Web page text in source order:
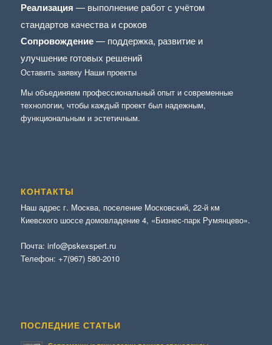
Реализация — выполнение работ с учётом
стандартов качества и сроков
Сопровождение— поддержка, развитие и
улучшение готовых решений
Оставить заявку Наши проекты
Мы объединяем профессиональный опыт и современные
технологии, чтобы каждый проект был надежным,
функциональным и эстетичным.
КОНТАКТЫ
Наш адрес г. Москва, поселение Московский, 22-й км
Киевского шоссе домовладение 4, «Бизнес-парк Румянцево».
Почта: info@pskexspert.ru
Телефон: +7(967) 580-2010
ПОСЛЕДНИЕ СТАТЬИ